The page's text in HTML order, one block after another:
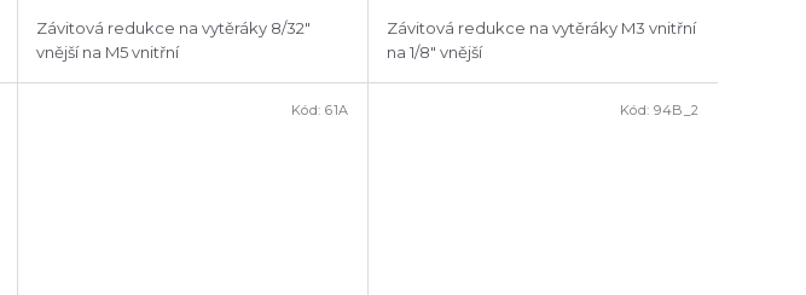
Závitová redukce na vytěráky 8/32"
vnější na M5 vnitřní
Závitová redukce na vytěráky M3 vnitřní
na 1/8" vnější
Kód:61A Kód:94B_2